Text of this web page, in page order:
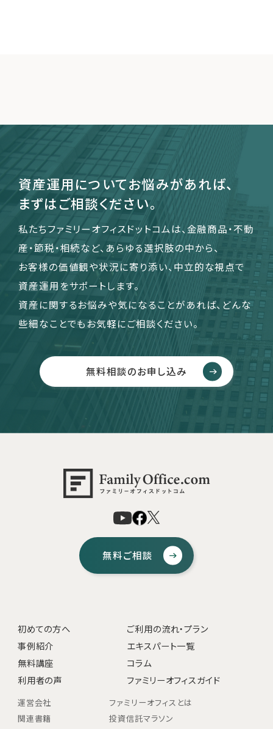
資産運用についてお悩みがあれば、
まずはご相談ください。
私たちファミリーオフィスドットコムは、金融商品・不動
産・節税・相続など、あらゆる選択肢の中から、
お客様の価値観や状況に寄り添い、中立的な視点で
資産運用をサポートします。
資産に関するお悩みや気になることがあれば、どんな
些細なことでもお気軽にご相談ください。
無料相談のお申し込み
無料ご相談
初めての方へ
ご利用の流れ・プラン
事例紹介
エキスパート一覧
無料講座
コラム
利用者の声
ファミリーオフィスガイド
運営会社
ファミリーオフィスとは
関連書籍
投資信託マラソン